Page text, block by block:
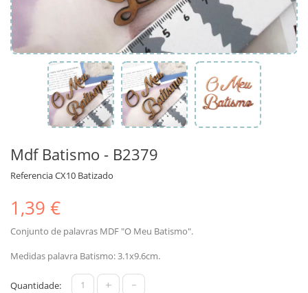
Mdf Batismo - B2379
ReferenciaCX10 Batizado
1,39 €
Conjunto de palavras MDF "O Meu Batismo".
Medidas palavra Batismo: 3.1x9.6cm.
Quantidade: + -